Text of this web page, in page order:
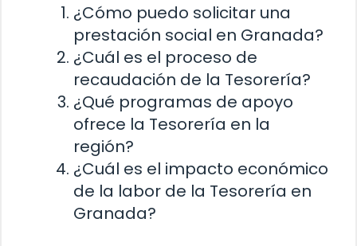
¿Cómo puedo solicitar una
prestación social en Granada?
¿Cuál es el proceso de
recaudación de la Tesorería?
¿Qué programas de apoyo
ofrece la Tesorería en la
región?
¿Cuál es el impacto económico
de la labor de la Tesorería en
Granada?